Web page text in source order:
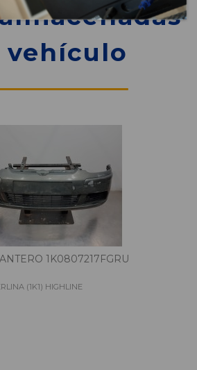
vehículo
1K0807217FGRU
(1K1) HIGHLINE